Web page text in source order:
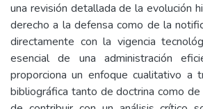
una revisión detallada de la evolución
derecho a la defensa como de la
directamente con la vigencia
esencial de una administración
proporciona un enfoque cualitativo a
bibliográfica tanto de doctrina como